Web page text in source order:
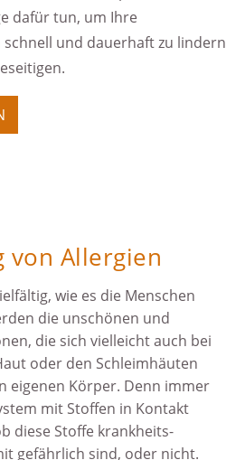
dafür tun, um Ihre
und dauerhaft zu lindern
von Allergien
wie es die Menschen
die unschönen und
die sich vielleicht auch bei
oder den Schleim­häuten
eigenen Körper. Denn immer
mit Stoffen in Kontakt
diese Stoffe krankheits­
gefährlich sind, oder nicht.